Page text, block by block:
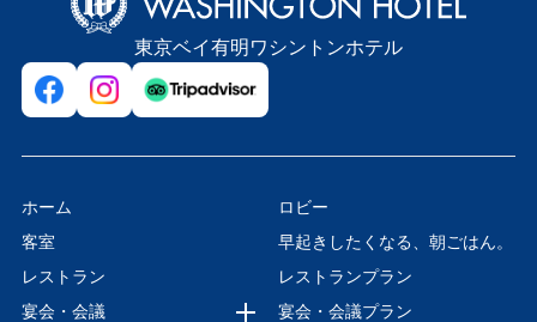
東京ベイ有明ワシントンホテル
ホーム
ロビー
客室
早起きしたくなる、朝ごはん。
レストラン
レストランプラン
宴会・会議
宴会・会議プラン